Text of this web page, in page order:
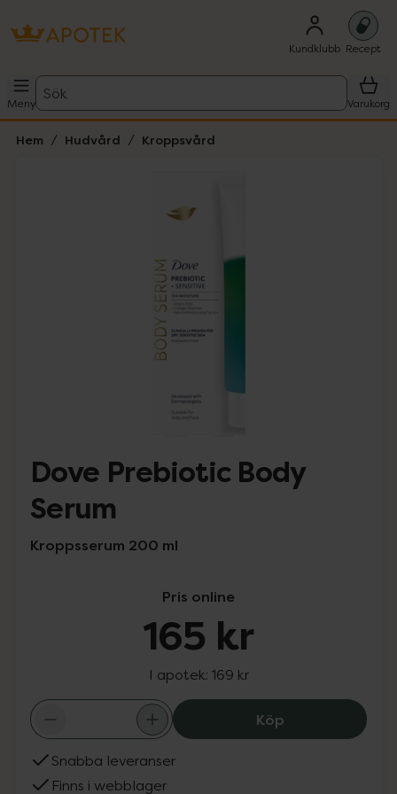
Kundklubb Recept
Meny
Sök
Varukorg
Hem Hudvård Kroppsvård
Dove Prebiotic Body
Serum
Kroppsserum 200 ml
Pris online
165 kr
I apotek: 169 kr
KöpDove Prebiotic
Snabba leveranser
Finns i webblager